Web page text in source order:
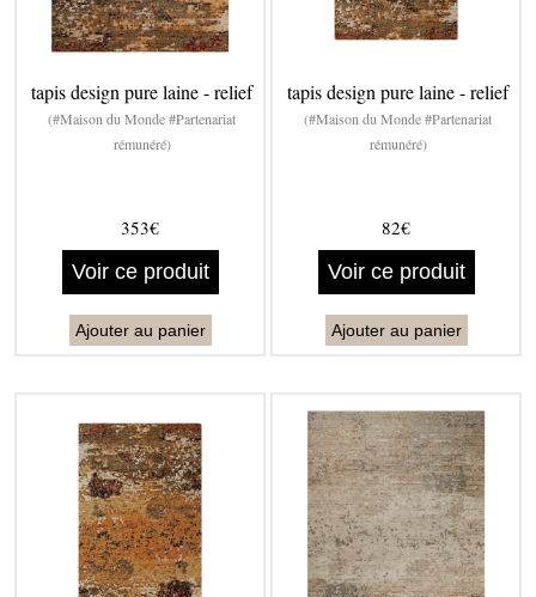
tapis design pure laine - relief
(#Maison du Monde #Partenariat
rémunéré)
353€
Voir ce produit
Ajouter au panier
tapis design pure laine - relief
(#Maison du Monde #Partenariat
rémunéré)
82€
Voir ce produit
Ajouter au panier